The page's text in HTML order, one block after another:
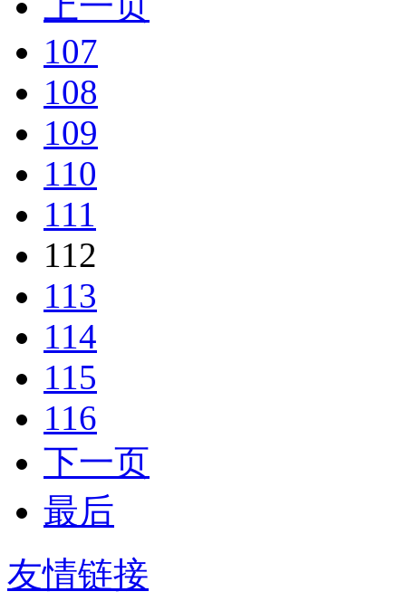
107
108
109
110
111
112
113
114
115
116
下一页
最后
友情链接